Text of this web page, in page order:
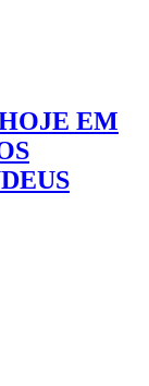
EM